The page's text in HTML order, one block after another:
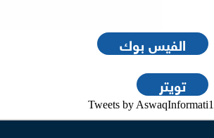
الفيس بوك
تويتر
Tweets by AswaqInformati1